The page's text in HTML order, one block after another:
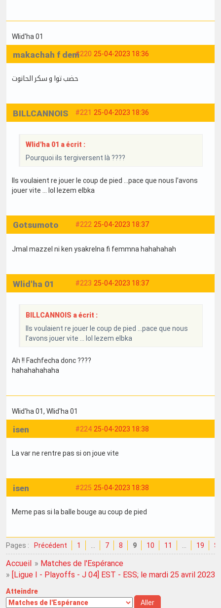
Wlid'ha 01
#220 25-04-2023 18:36
makachah f dem
حضب توا و سكر الحانوت
#221 25-04-2023 18:36
BILLCANNOIS
Wlid'ha 01 a écrit :
Pourquoi ils tergiversent là ????
Ils voulaient re jouer le coup de pied …pace que nous l’avons
jouer vite … lol lezem elbka
#222 25-04-2023 18:37
Gotsumoto
Jmal mazzel ni ken ysakrelna fi femmna hahahahah
#223 25-04-2023 18:37
Wlid'ha 01
BILLCANNOIS a écrit :
Ils voulaient re jouer le coup de pied …pace que nous
l’avons jouer vite … lol lezem elbka
Ah !! Fachfecha donc ????
hahahahahaha
Wlid'ha 01, Wlid'ha 01
#224 25-04-2023 18:38
isen
La var ne rentre pas si on joue vite
#225 25-04-2023 18:38
isen
Meme pas si la balle bouge au coup de pied
Pages : Précédent 1 … 7 8 9 10 11 … 19
Accueil » Matches de l'Espérance
»
[Ligue I - Playoffs - J 04] EST - ESS; le mardi 25 avril 2023
Atteindre